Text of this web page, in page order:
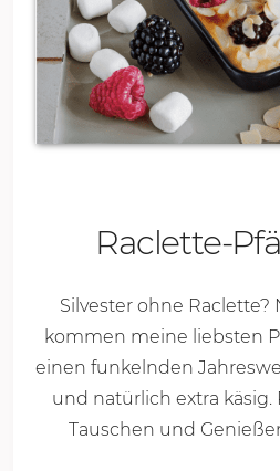
Raclette-
Silvester ohne
kommen meine liebsten
einen funkelnden
und natürlich extra käsig.
Tauschen und